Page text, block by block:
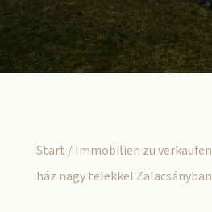
Start /Immobilien zu verkaufen
ház nagy telekkel Zalacsányban